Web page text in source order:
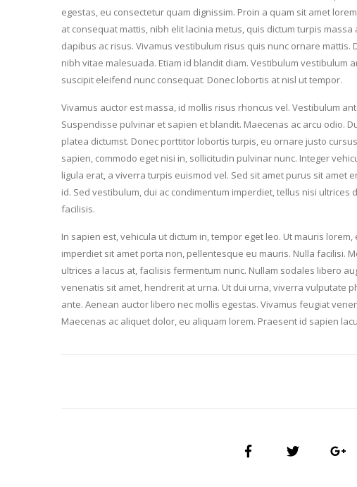
egestas, eu consectetur quam dignissim. Proin a quam sit amet
at consequat mattis, nibh elit lacinia metus, quis dictum turpis
dapibus ac risus. Vivamus vestibulum risus quis nunc ornare
nibh vitae malesuada. Etiam id blandit diam. Vestibulum
suscipit eleifend nunc consequat. Donec lobortis at nisl ut tempor.
Vivamus auctor est massa, id mollis risus rhoncus vel. Vestibulum
Suspendisse pulvinar et sapien et blandit. Maecenas ac arcu odio.
platea dictumst. Donec porttitor lobortis turpis, eu ornare justo
sapien, commodo eget nisi in, sollicitudin pulvinar nunc. Integer
ligula erat, a viverra turpis euismod vel. Sed sit amet purus sit amet
id. Sed vestibulum, dui ac condimentum imperdiet, tellus nisi
facilisis.
In sapien est, vehicula ut dictum in, tempor eget leo. Ut mauris
imperdiet sit amet porta non, pellentesque eu mauris. Nulla facilisi.
ultrices a lacus at, facilisis fermentum nunc. Nullam sodales libero
venenatis sit amet, hendrerit at urna. Ut dui urna, viverra vulputate
ante. Aenean auctor libero nec mollis egestas. Vivamus feugiat
Maecenas ac aliquet dolor, eu aliquam lorem. Praesent id sapien